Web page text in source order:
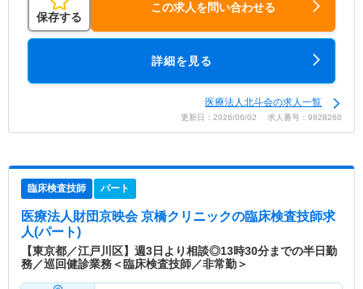
保存する
この求人を問い合わせる
詳細を見る
医療法人北斗会の求人一覧
更新日：2026/06/02 求人番号：9828260
臨床検査技師 パート
医療法人財団京映会 京橋クリニックの臨床検査技師求
人(パート)
【東京都／江戸川区】週3日より相談◎13時30分までの半日勤
務／巡回健診業務＜臨床検査技師／非常勤＞